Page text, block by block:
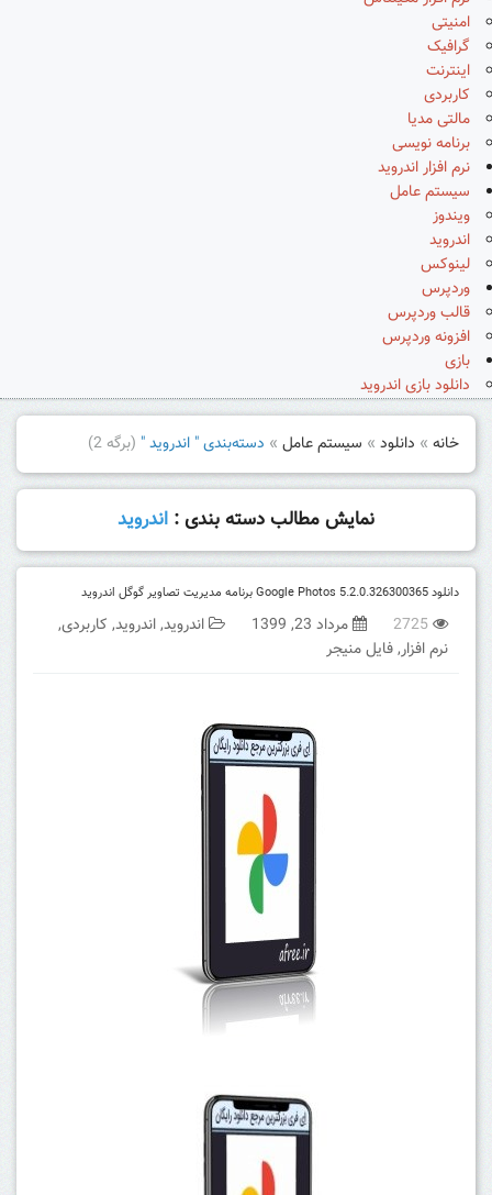
امنیتی
گرافیک
اینترنت
کاربردی
مالتی مدیا
برنامه نویسی
نرم افزار اندروید
سیستم عامل
ویندوز
اندروید
لینوکس
وردپرس
قالب وردپرس
افزونه وردپرس
بازی
دانلود بازی اندروید
خانه » دانلود » سیستم عامل » دسته‌بندی " اندروید " (برگه 2)
نمایش مطالب دسته بندی : اندروید
دانلود Google Photos 5.2.0.326300365 برنامه مدیریت تصاویر گوگل اندروید
2725 مرداد 23, 1399 اندروید,اندروید, کاربردی,
نرم افزار,فایل منیجر